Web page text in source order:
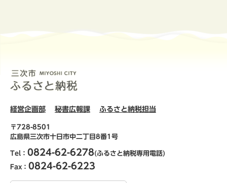
経営企画部 秘書広報課 ふるさと納税担当
〒728-8501
広島県三次市十日市中二丁目8番1号
Tel： 0824-62-6278(ふるさと納税専用電話)
Fax： 0824-62-6223